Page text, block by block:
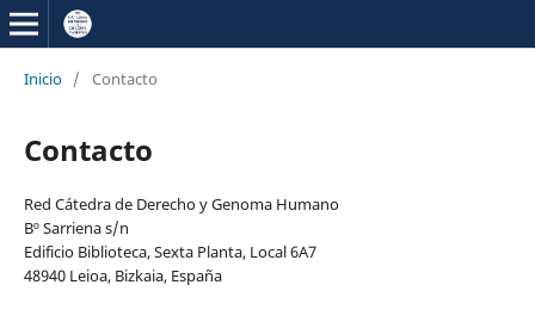
Inicio / Contacto
Contacto
Red Cátedra de Derecho y Genoma Humano
Bº Sarriena s/n
Edificio Biblioteca, Sexta Planta, Local 6A7
48940 Leioa, Bizkaia, España